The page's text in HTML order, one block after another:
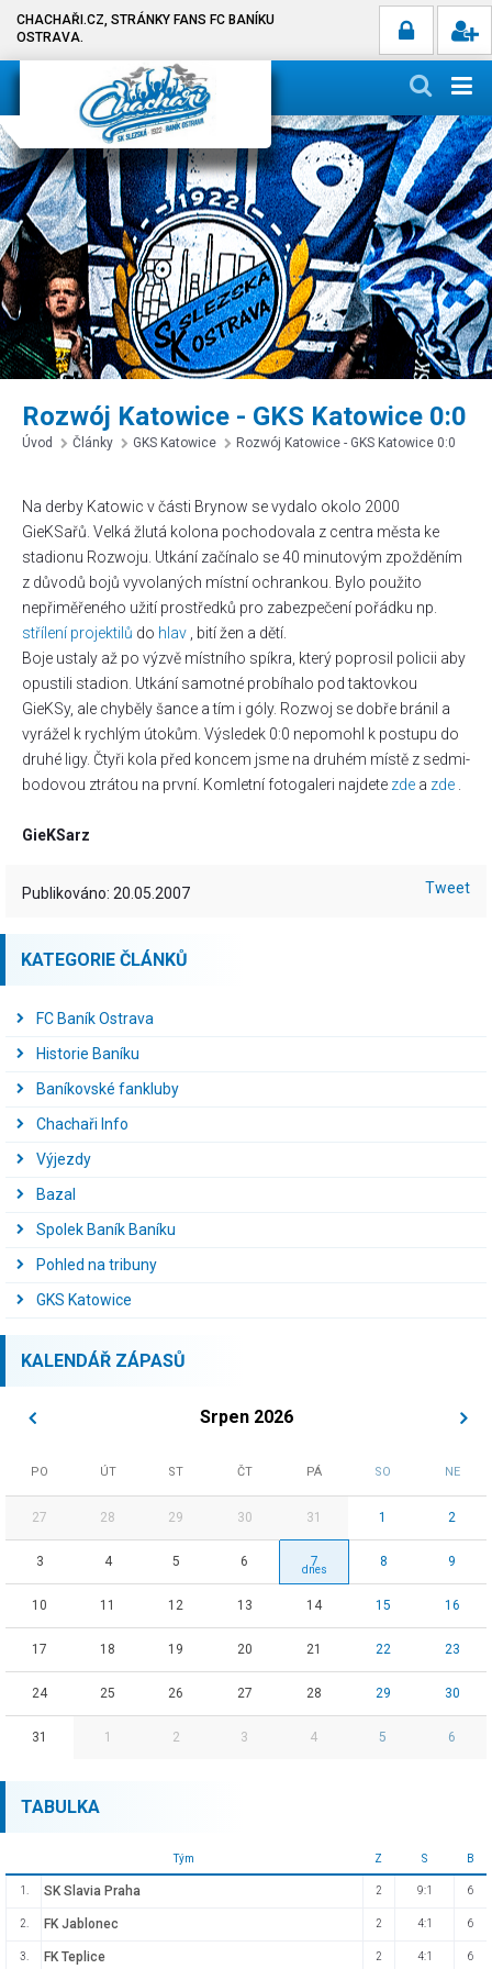
CHACHAŘI.CZ, STRÁNKY FANS FC BANÍKU
OSTRAVA.
Rozwój Katowice - GKS Katowice 0:0
Úvod Články GKS Katowice Rozwój Katowice - GKS Katowice 0:0
Na derby Katowic v části Brynow se vydalo okolo 2000
GieKSařů. Velká žlutá kolona pochodovala z centra města ke
stadionu Rozwoju. Utkání začínalo se 40 minutovým zpožděním
z důvodů bojů vyvolaných místní ochrankou. Bylo použito
nepřiměřeného užití prostředků pro zabezpečení pořádku np.
střílení projektilů do hlav , bití žen a dětí.
Boje ustaly až po výzvě místního spíkra, který poprosil policii aby
opustili stadion. Utkání samotné probíhalo pod taktovkou
GieKSy, ale chyběly šance a tím i góly. Rozwoj se dobře bránil a
vyrážel k rychlým útokům. Výsledek 0:0 nepomohl k postupu do
druhé ligy. Čtyři kola před koncem jsme na druhém místě z sedmi-
bodovou ztrátou na první. Komletní fotogaleri najdete zde a zde
GieKSarz
Publikováno: 20.05.2007 Tweet
KATEGORIE ČLÁNKŮ
FC Baník Ostrava
Historie Baníku
Baníkovské fankluby
Chachaři Info
Výjezdy
Bazal
Spolek Baník Baníku
Pohled na tribuny
GKS Katowice
KALENDÁŘ ZÁPASŮ
Srpen 2026
PO ÚT ST ČT PÁ SO NE
27 28 29 30 31 1 2
3 4 5 6 7 8 9
10 11 12 13 14 15 16
17 18 19 20 21 22 23
24 25 26 27 28 29 30
31 1 2 3 4 5 6
TABULKA
Tým Z S B
1. SK Slavia Praha 2 9:1 6
2. FK Jablonec 2 4:1 6
3. FK Teplice 2 4:1 6